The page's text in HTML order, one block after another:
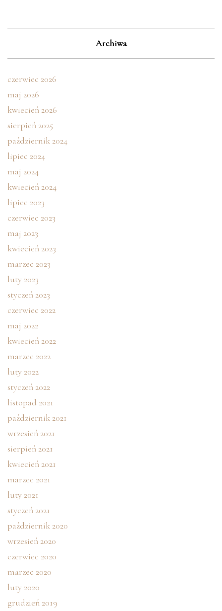
Archiwa
czerwiec 2026
maj 2026
kwiecień 2026
sierpień 2025
październik 2024
lipiec 2024
maj 2024
kwiecień 2024
lipiec 2023
czerwiec 2023
maj 2023
kwiecień 2023
marzec 2023
luty 2023
styczeń 2023
czerwiec 2022
maj 2022
kwiecień 2022
marzec 2022
luty 2022
styczeń 2022
listopad 2021
październik 2021
wrzesień 2021
sierpień 2021
kwiecień 2021
marzec 2021
luty 2021
styczeń 2021
październik 2020
wrzesień 2020
czerwiec 2020
marzec 2020
luty 2020
grudzień 2019